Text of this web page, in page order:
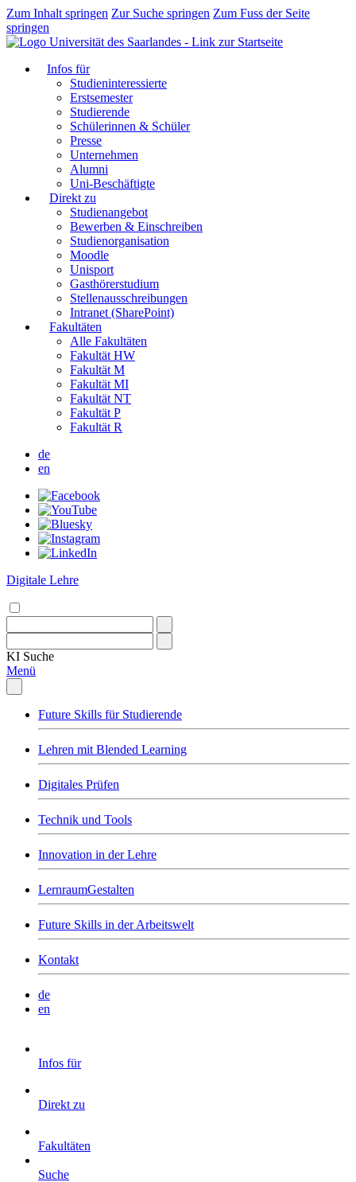
Zum Inhalt springen Zur Suche springen Zum Fuss der Seite
springen
Infos für
Studieninteressierte
Erstsemester
Studierende
Schülerinnen & Schüler
Presse
Unternehmen
Alumni
Uni-Beschäftigte
Direkt zu
Studienangebot
Bewerben & Einschreiben
Studienorganisation
Moodle
Unisport
Gasthörerstudium
Stellenausschreibungen
Intranet (SharePoint)
Fakultäten
Alle Fakultäten
Fakultät HW
Fakultät M
Fakultät MI
Fakultät NT
Fakultät P
Fakultät R
de
en
Digitale Lehre
KI Suche
Menü
Future Skills für Studierende
Lehren mit Blended Learning
Digitales Prüfen
Technik und Tools
Innovation in der Lehre
LernraumGestalten
Future Skills in der Arbeitswelt
Kontakt
de
en
Infos für
Direkt zu
Fakultäten
Suche